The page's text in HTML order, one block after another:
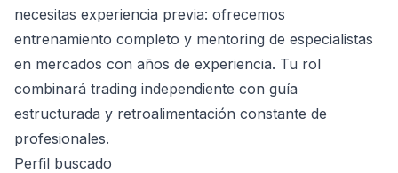
necesitas experiencia previa: ofrecemos
entrenamiento completo y mentoring de especialistas
en mercados con años de experiencia. Tu rol
combinará trading independiente con guía
estructurada y retroalimentación constante de
profesionales.
Perfil buscado